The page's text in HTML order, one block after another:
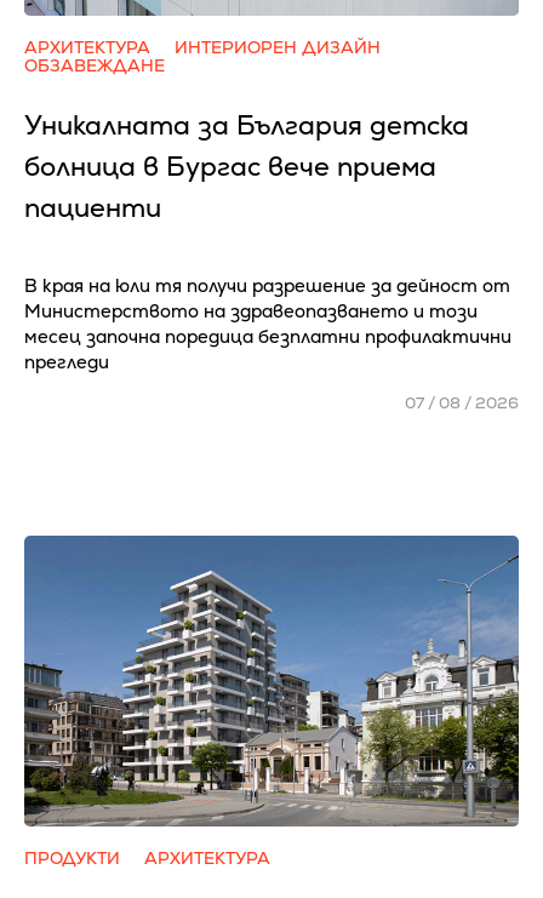
АРХИТЕКТУРА
ИНТЕРИОРЕН ДИЗАЙН
ОБЗАВЕЖДАНЕ
Уникалната за България детска
болница в Бургас вече приема
пациенти
В края на юли тя получи разрешение за дейност от
Министерството на здравеопазването и този
месец започна поредица безплатни профилактични
прегледи
07 / 08 / 2026
ПРОДУКТИ АРХИТЕКТУРА